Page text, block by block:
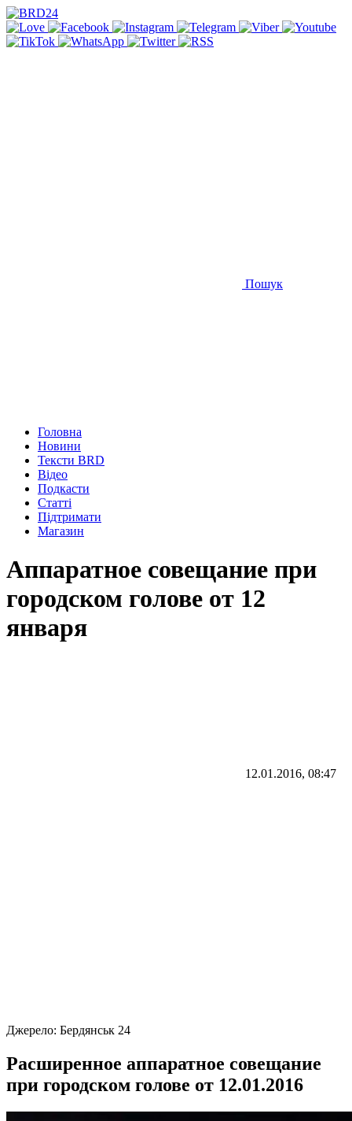
Пошук
Головна
Новини
Тексти BRD
Відео
Подкасти
Статті
Підтримати
Магазин
Аппаратное совещание при
городском голове от 12
января
12.01.2016, 08:47
Джерело: Бердянськ 24
Расширенное аппаратное совещание
при городском голове от 12.01.2016